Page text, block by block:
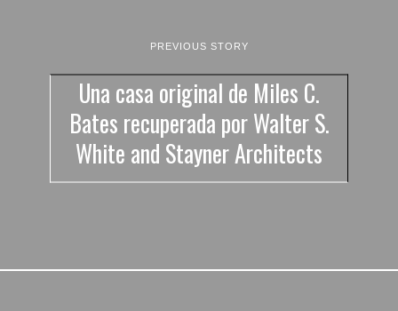
PREVIOUS STORY
Una casa original de Miles C.
Bates recuperada por Walter S.
White and Stayner Architects